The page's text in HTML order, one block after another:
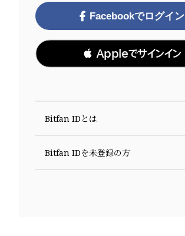
Facebookでログイン
 Appleでサインイン
Bitfan IDとは
Bitfan IDを未登録の方